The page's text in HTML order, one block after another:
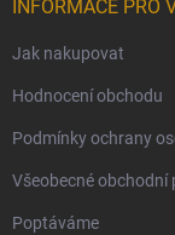
INFORMACE PRO
Jak nakupovat
Hodnocení obchodu
Podmínky ochrany
Všeobecné obchodní
Poptáváme